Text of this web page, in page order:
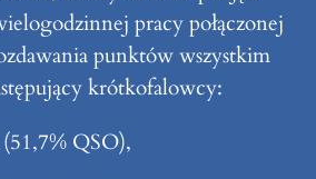
pracy połączonej
punktów wszystkim
krótkofalowcy:
QSO),